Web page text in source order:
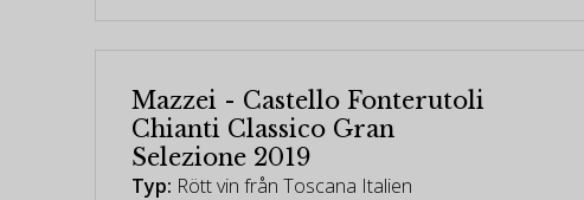
Mazzei - Castello Fonterutoli
Chianti Classico Gran
Selezione 2019
Typ: Rött vin från Toscana Italien